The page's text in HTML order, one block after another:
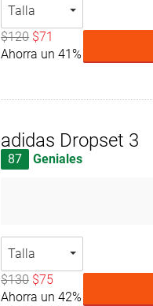
Talla
$120 $71
Ahorra un 41%
adidas Dropset 3
87 Geniales
Talla
$130 $75
Ahorra un 42%